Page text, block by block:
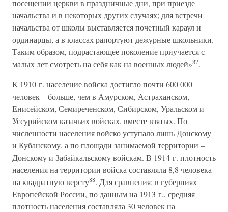
посещении церкви в праздничные дни, при приезде
начальства и в некоторых других случаях; для встречи
начальства от школы выставляется почетный караул и
ординарцы, а в классах рапортуют дежурные школьники.
Таким образом, подрастающее поколение приучается с
малых лет смотреть на себя как на военных людей»87.
К 1910 г. население войска достигло почти 600 000
человек – больше, чем в Амурском, Астраханском,
Енисейском, Семиреченском, Сибирском, Уральском и
Уссурийском казачьих войсках, вместе взятых. По
численности населения войско уступало лишь Донскому
и Кубанскому, а по площади занимаемой территории –
Донскому и Забайкальскому войскам. В 1914 г. плотность
населения на территории войска составляла 8,8 человека
на квадратную версту88. Для сравнения: в губерниях
Европейской России, по данным на 1913 г., средняя
плотность населения составляла 30 человек на